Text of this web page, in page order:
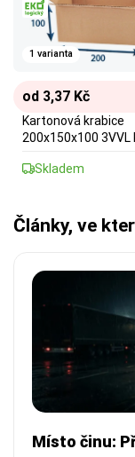
1 varianta
od 3,37 Kč
Kartonová krabice
200x150x100 3VVL
Skladem
Články, ve
Místo činu: